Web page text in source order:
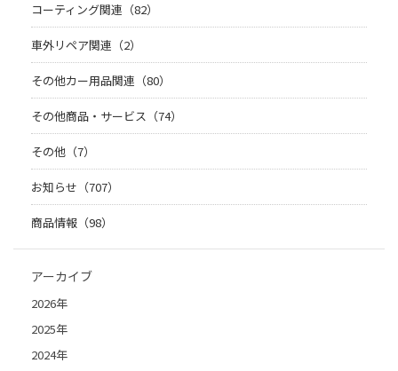
コーティング関連（82）
車外リペア関連（2）
その他カー用品関連（80）
その他商品・サービス（74）
その他（7）
お知らせ（707）
商品情報（98）
アーカイブ
2026年
2025年
2024年